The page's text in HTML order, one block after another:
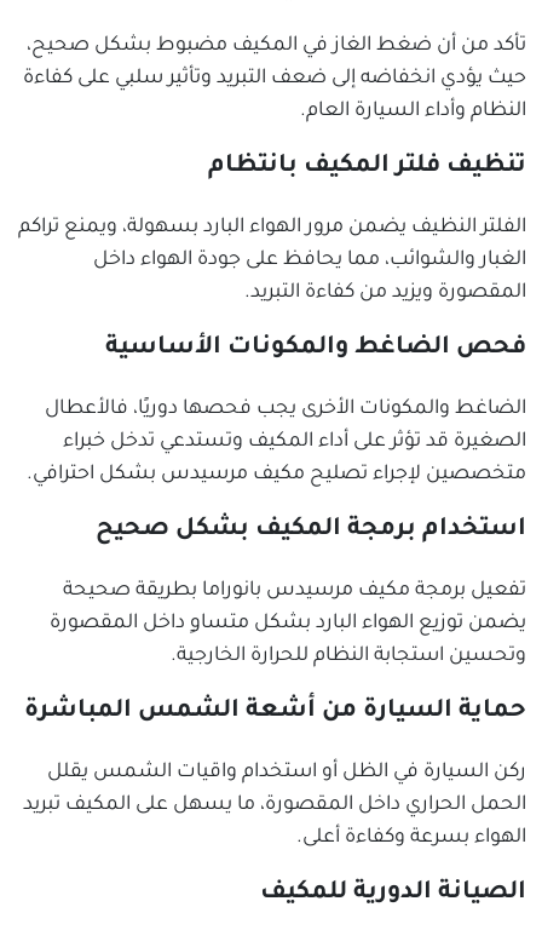
تأكد من أن ضغط الغاز في المكيف مضبوط بشكل صحيح،
حيث يؤدي انخفاضه إلى ضعف التبريد وتأثير سلبي على كفاءة
النظام وأداء السيارة العام.
تنظيف فلتر المكيف بانتظام
الفلتر النظيف يضمن مرور الهواء البارد بسهولة، ويمنع تراكم
الغبار والشوائب، مما يحافظ على جودة الهواء داخل
المقصورة ويزيد من كفاءة التبريد.
فحص الضاغط والمكونات الأساسية
الضاغط والمكونات الأخرى يجب فحصها دوريًا، فالأعطال
الصغيرة قد تؤثر على أداء المكيف وتستدعي تدخل خبراء
متخصصين لإجراء تصليح مكيف مرسيدس بشكل احترافي.
استخدام برمجة المكيف بشكل صحيح
تفعيل برمجة مكيف مرسيدس بانوراما بطريقة صحيحة
يضمن توزيع الهواء البارد بشكل متساوٍ داخل المقصورة
وتحسين استجابة النظام للحرارة الخارجية.
حماية السيارة من أشعة الشمس المباشرة
ركن السيارة في الظل أو استخدام واقيات الشمس يقلل
الحمل الحراري داخل المقصورة، ما يسهل على المكيف تبريد
الهواء بسرعة وكفاءة أعلى.
الصيانة الدورية للمكيف